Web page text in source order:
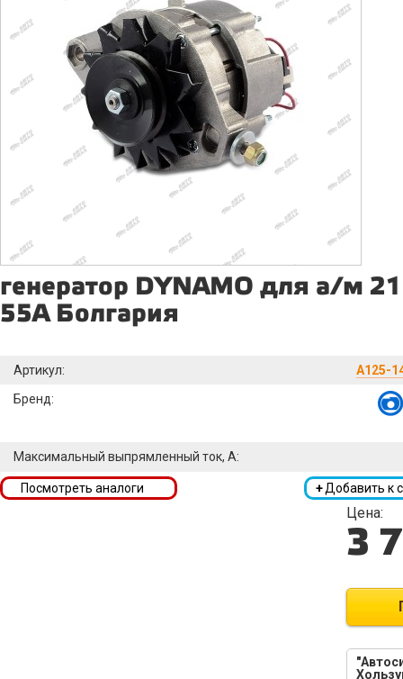
генератор DYNAMO для а/м
55А Болгария
Артикул:
A125-
Бренд:
Максимальный выпрямленный ток, А:
+Добавить к
Посмотреть аналоги
Цена:
3